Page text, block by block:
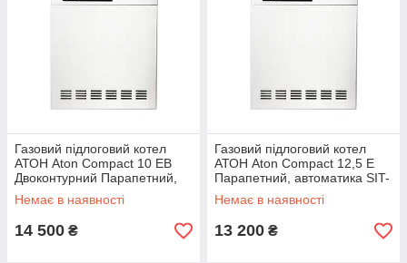
Газовий підлоговий котел
АТОН Aton Compact 10 ЕВ
Двоконтурний Парапетний,
автоматика SIT-Італія
Немає в наявності
14 500 ₴
Газовий підлоговий котел
АТОН Aton Compact 12,5 Е
Парапетний, автоматика SIT-
Італія
Немає в наявності
13 200 ₴